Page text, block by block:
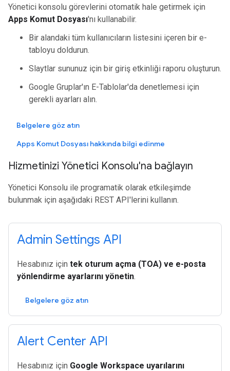
Yönetici konsolu görevlerini otomatik hale getirmek için
Apps Komut Dosyası'nı kullanabilir.
Bir alandaki tüm kullanıcıların listesini içeren bir e-
tabloyu doldurun.
Slaytlar sununuz için bir giriş etkinliği raporu oluşturun.
Google Gruplar'ın E-Tablolar'da denetlemesi için
gerekli ayarları alın.
Belgelere göz atın
Apps Komut Dosyası hakkında bilgi edinme
Hizmetinizi Yönetici Konsolu'na bağlayın
Yönetici Konsolu ile programatik olarak etkileşimde
bulunmak için aşağıdaki REST API'lerini kullanın.
Admin Settings API
Hesabınız için tek oturum açma (TOA) ve e-posta
yönlendirme ayarlarını yönetin.
Belgelere göz atın
Alert Center API
Hesabınız için Google Workspace uyarılarını